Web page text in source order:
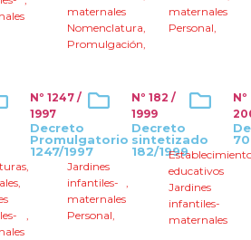
maternales
Nomenclatura,
Promulgación,
maternales
Personal,
Nº 1247 /
1997
Decreto
Promulgatorio
1247/1997
,
,
,
Nº 182 /
1999
Decreto
sintetizado
182/1999
Jardines
infantiles-
maternales
,
Personal,
educativos
Jardines
infantiles-
maternales